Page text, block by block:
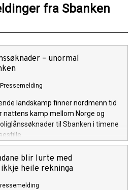
fra Sbanken
– unormal
Pressemelding
landskamp finner nordmenn tid
nattens kamp mellom Norge og
til Sbanken i timene
blir lurte med
heile rekninga